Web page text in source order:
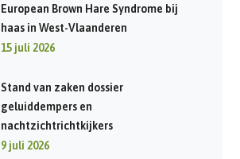
European Brown Hare Syndrome bij
haas in West-Vlaanderen
15 juli 2026
Stand van zaken dossier
geluiddempers en
nachtzichtrichtkijkers
9 juli 2026